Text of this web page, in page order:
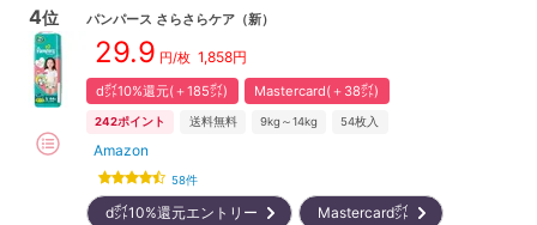
4位 パンパース さらさらケア （新）
29.9 円/枚 1,858円
d㌽10%還元(＋185㌽) Mastercard(＋38㌽)
242ポイント 送料無料 9kg～14kg 54枚入
Amazon
58件
d㌽10%還元エントリー Mastercard㌽